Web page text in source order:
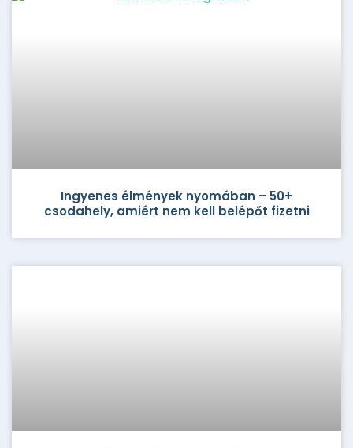
Ingyenes élmények nyomában – 50+
csodahely, amiért nem kell belépőt fizetni